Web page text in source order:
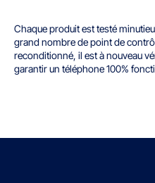
Chaque produit est testé
grand nombre de point de
reconditionné, il est à nouveau
garantir un téléphone 100%